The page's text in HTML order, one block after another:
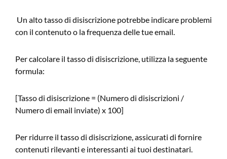
Un alto tasso di disiscrizione potrebbe indicare problemi
con il contenuto o la frequenza delle tue email.
Per calcolare il tasso di disiscrizione, utilizza la seguente
formula:
[Tasso di disiscrizione = (Numero di disiscrizioni /
Numero di email inviate) x 100]
Per ridurre il tasso di disiscrizione, assicurati di fornire
contenuti rilevanti e interessanti ai tuoi destinatari.